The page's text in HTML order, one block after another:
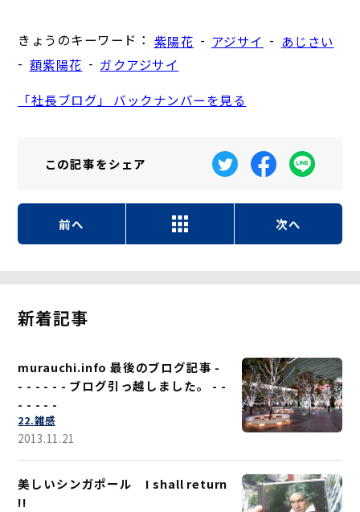
きょうのキーワード： 紫陽花 - アジサイ - あじさい
- 額紫陽花 - ガクアジサイ
「社長ブログ」 バックナンバーを見る
この記事をシェア
前へ 次へ
新着記事
murauchi.info 最後のブログ記事 -
- - - - - - ブログ引っ越しました。 - -
- - - - -
22.雑感
2013.11.21
美しいシンガポール I shall return
!!